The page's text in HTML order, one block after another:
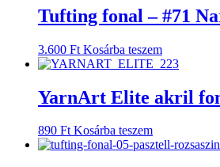
Tufting fonal – #71
3.600 Ft Kosárba teszem
YarnArt Elite akril
890 Ft Kosárba teszem